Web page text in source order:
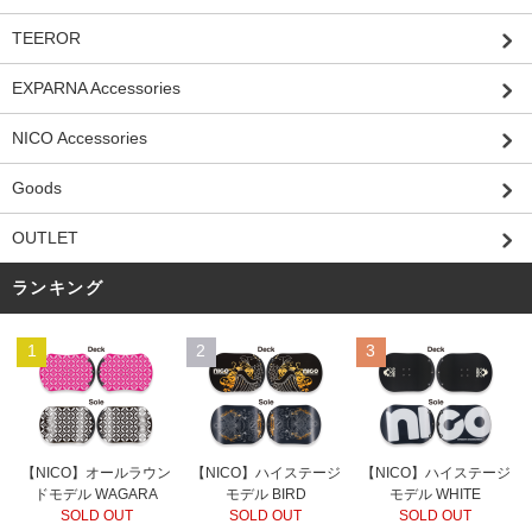
TEEROR
EXPARNA Accessories
NICO Accessories
Goods
OUTLET
ランキング
1
【NICO】オールラウン
ドモデル WAGARA
SOLD OUT
2
【NICO】ハイステージ
モデル BIRD
SOLD OUT
3
【NICO】ハイステージ
モデル WHITE
SOLD OUT